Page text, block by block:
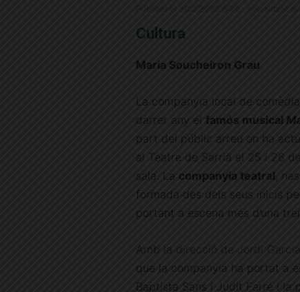
Cultura
Maria Soucheiron Grau
La companyia local de
darrer any el
famós musical
part del públic arreu on ha
al Teatre de Sarrià el 25 i 26
sala. La companyia teatral
,
formada des dels seus inicis
portant a escena més d’una
Amb la direcció de Jordi Garcia
que la companyia ha portat a
Baptista Sans i Judit Farré i la